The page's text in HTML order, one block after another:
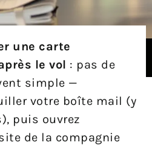
une carte
le vol : pas de
simple —
votre boîte mail (y
puis ouvrez
de la compagnie